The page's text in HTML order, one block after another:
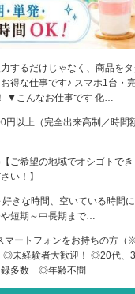
するだけじゃなく、商品を
得な仕事です♪ スマホ1台・
▼こんなお仕事です 化…
円以上（完全出来高制／時間
ご希望の地域でオシゴトで
い！】
好きな時間、空いている時間
短期～中長期まで…
ートフォンをお持ちの方（
◎未経験者大歓迎！ ◎20代、
録多数 ◎年齢不問